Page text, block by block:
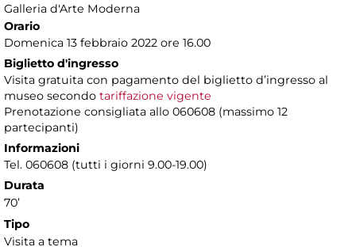
Galleria d'Arte Moderna
Orario
Domenica 13 febbraio 2022 ore 16.00
Biglietto d'ingresso
Visita gratuita con pagamento del biglietto d’ingresso al
museo secondo tariffazione vigente
Prenotazione consigliata allo 060608 (massimo 12
partecipanti)
Informazioni
Tel. 060608 (tutti i giorni 9.00-19.00)
Durata
70’
Tipo
Visita a tema